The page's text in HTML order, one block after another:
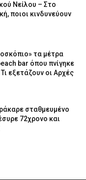
Νείλου – Στο
ποιοι κινδυνεύουν
τα μέτρα
bar όπου πνίγηκε
εξετάζουν οι Αρχές
σταθμευμένο
72χρονο και